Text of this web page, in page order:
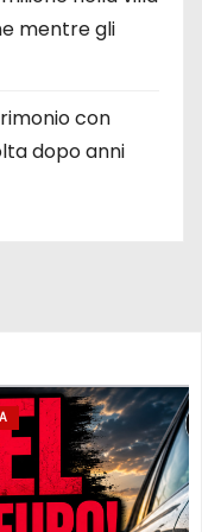
mentre gli
con
dopo anni